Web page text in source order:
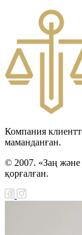
Компания
маманданған.
© 2007. «Заң
қорғалған.